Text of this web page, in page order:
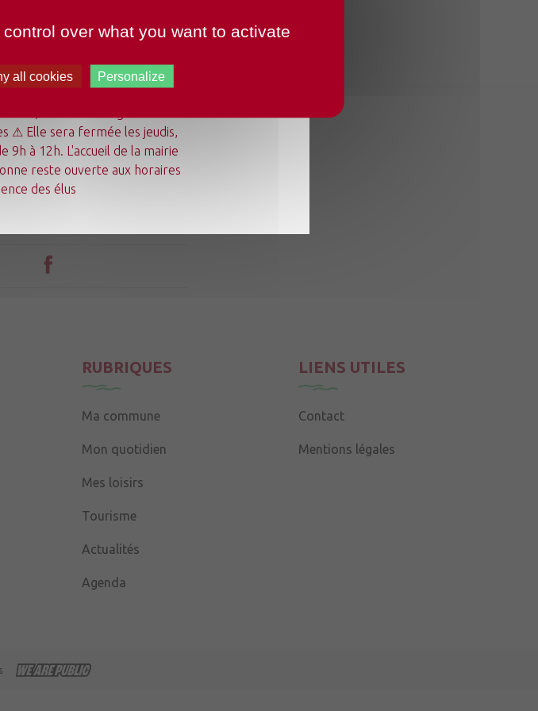
RUBRIQUES
Ma commune
Mon quotidien
Mes loisirs
Tourisme
Actualités
Agenda
LIENS UTILES
Contact
Mentions légales
⚠ Elle sera fermée les jeudis,
9h à 12h. L'accueil de la mairie
reste ouverte aux horaires
des élus
over what you want to activate
all cookies Personalize